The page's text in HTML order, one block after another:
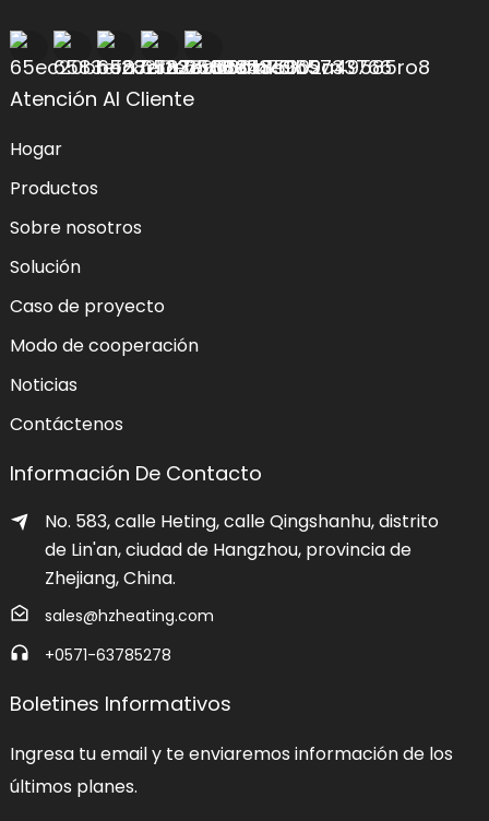
Atención Al Cliente
Hogar
Productos
Sobre nosotros
Solución
Caso de proyecto
Modo de cooperación
Noticias
Contáctenos
Información De Contacto
No. 583, calle Heting, calle Qingshanhu, distrito
de Lin'an, ciudad de Hangzhou, provincia de
Zhejiang, China.
sales@hzheating.com
+0571-63785278
Boletines Informativos
Ingresa tu email y te enviaremos información de los
últimos planes.